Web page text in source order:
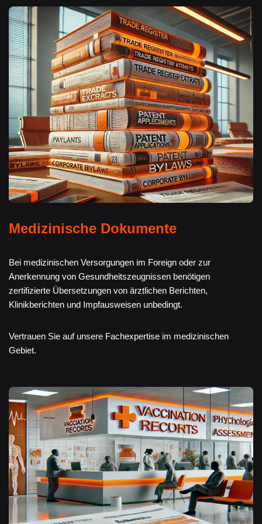
Medizinische Dokumente
Bei medizinischen Versorgungen im Foreign oder zur
Anerkennung von Gesundheitszeugnissen benötigen
zertifizierte Übersetzungen von ärztlichen Berichten,
Klinikberichten und Impfausweisen unbedingt.
Vertrauen Sie auf unsere Fachexpertise im medizinischen
Gebiet.